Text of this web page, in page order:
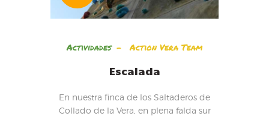
Actividades Action Vera Team
Escalada
En nuestra finca de los Saltaderos de
Collado de la Vera, en plena falda sur